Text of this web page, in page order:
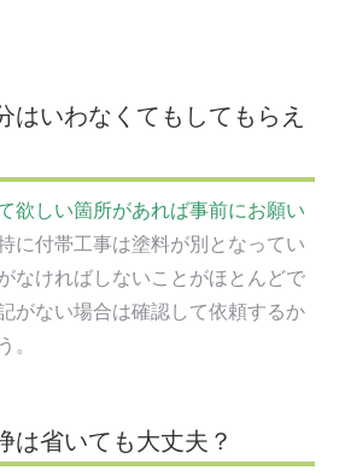
はいわなくてもしてもらえ
欲しい箇所があれば事前にお願い
に付帯工事は塗料が別となってい
なければしないことがほとんどで
がない場合は確認して依頼するか
。
は省いても大丈夫？